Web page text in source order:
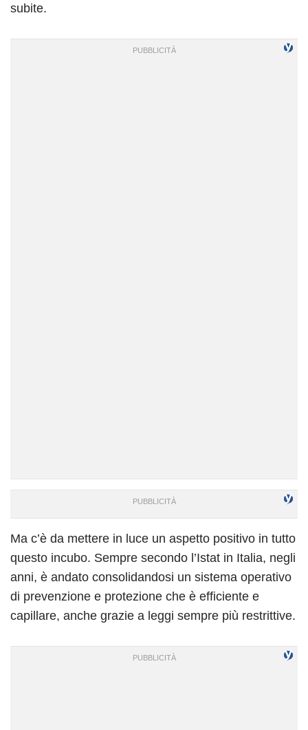
subite.
Ma c’è da mettere in luce un aspetto positivo in tutto
questo incubo. Sempre secondo l’Istat in Italia, negli
anni, è andato consolidandosi un sistema operativo
di prevenzione e protezione che è efficiente e
capillare, anche grazie a leggi sempre più restrittive.